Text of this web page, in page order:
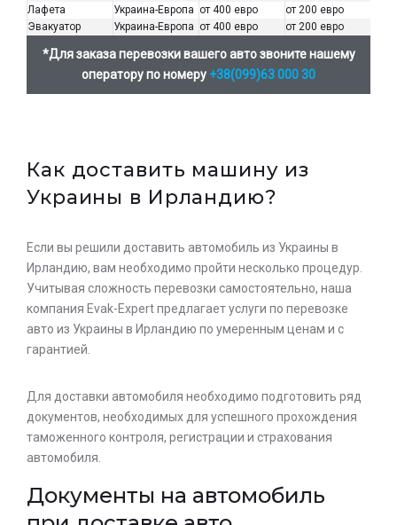
Лафета
Украина-Европа от 400 евро
от 200 евро
Эвакуатор
Украина-Европа от 400 евро от 200 евро
*Для заказа перевозки вашего авто звоните нашему
оператору по номеру +38(099)63 000 30
Как доставить машину из
Украины в Ирландию?
Если вы решили доставить автомобиль из Украины в
Ирландию, вам необходимо пройти несколько процедур.
Учитывая сложность перевозки самостоятельно, наша
компания Evak-Expert предлагает услуги по перевозке
авто из Украины в Ирландию по умеренным ценам и с
гарантией.
Для доставки автомобиля необходимо подготовить ряд
документов, необходимых для успешного прохождения
таможенного контроля, регистрации и страхования
автомобиля.
Документы на автомобиль